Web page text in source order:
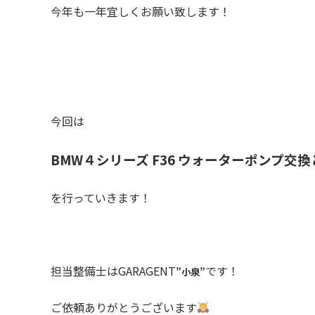
今年も一年宜しくお願い致します！
今回は
BMW４シリーズ F36 ウォーターポンプ交
を行っていきます！
担当整備士はGARAGENT”小泉”です！
ご依頼ありがとうございます